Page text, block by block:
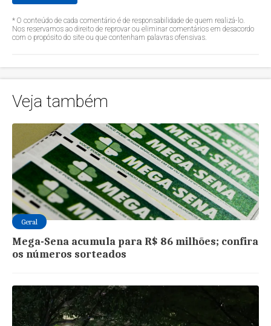
* O conteúdo de cada comentário é de responsabilidade de quem realizá-lo.
Nos reservamos ao direito de reprovar ou eliminar comentários em desacordo
com o propósito do site ou que contenham palavras ofensivas.
Veja também
Geral
Mega-Sena acumula para R$ 86 milhões; confira
os números sorteados